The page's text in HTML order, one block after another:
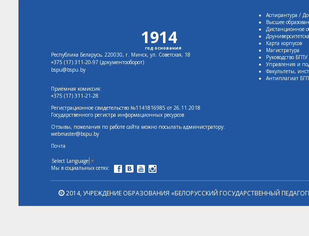
1914
год основания
Республика Беларусь, 220030, г. Минск, ул. Советская, 18
+375 (17) 311-20-97 (документооборот)
bspu@bspu.by
Приёмная комиссия:
+375 (17) 311-21-28
Регистрационное свидетельство №1141816985 от 26.11.2018
Государственного регистра информационных ресурсов
Отзывы, пожелания по работе сайта можно посылать администратору:
webmaster@bspu.by
Почта
Select Language ▼
Мы в социальных сетях:
Аспирантура /
Высшее
Дистанционное
Карта корпусов
Магистратура
Руководство БГПУ
Управления и
Факультеты,
Антиплагиат
2014, УЧРЕЖДЕНИЕ ОБРАЗОВАНИЯ «БЕЛОРУССКИЙ ГОСУДАРСТВЕННЫЙ